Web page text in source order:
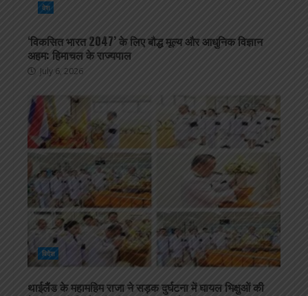
देश
‘विकसित भारत 2047’ के लिए बौद्ध मूल्य और आधुनिक विज्ञान
अहम: हिमाचल के राज्यपाल
July 6, 2026
विदेश
थाईलैंड के महामहिम राजा ने सड़क दुर्घटना में घायल भिक्षुओं की